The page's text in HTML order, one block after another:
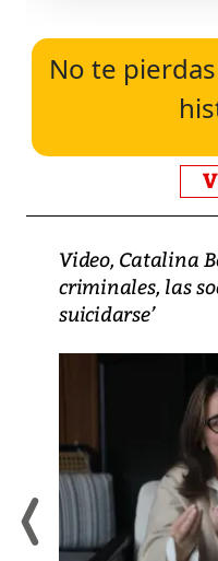
No te
Video, Catalina
criminales, las
suicidarse’